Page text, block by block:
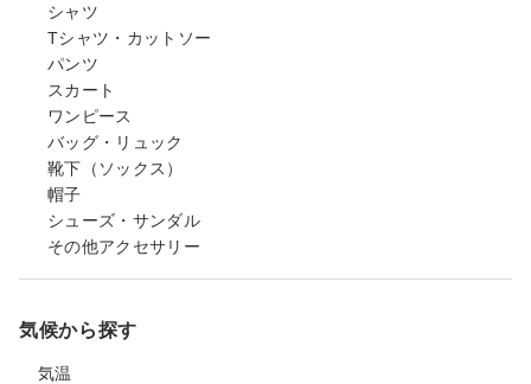
シャツ
Tシャツ・カットソー
パンツ
スカート
ワンピース
バッグ・リュック
靴下（ソックス）
帽子
シューズ・サンダル
その他アクセサリー
気候から探す
気温